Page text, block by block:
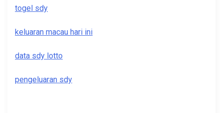
togel sdy
keluaran macau hari ini
data sdy lotto
pengeluaran sdy